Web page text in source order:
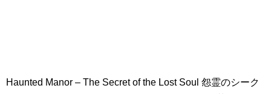
Haunted Manor – The Secret of the Lost Soul 怨霊のシーク